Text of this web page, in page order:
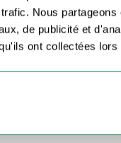
Nous
de publicité et
ont collectées